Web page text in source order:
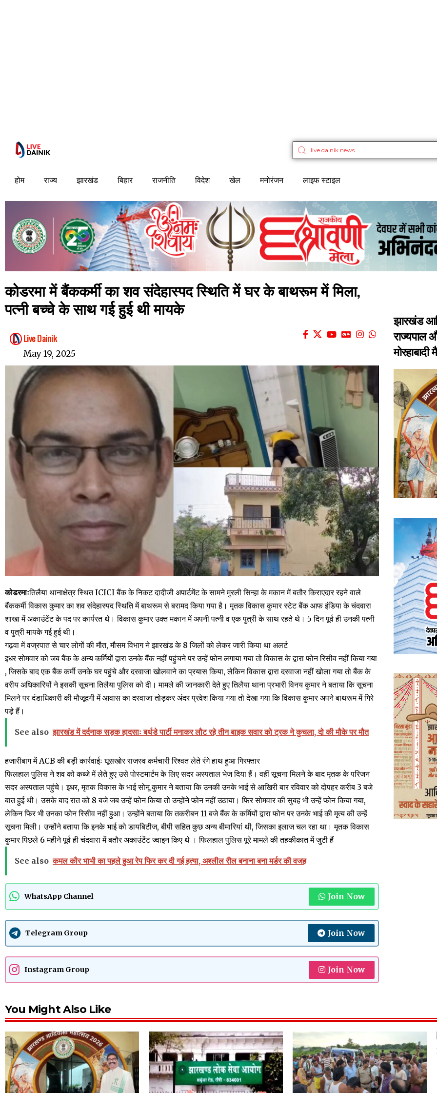
होम राज्य झारखंड बिहार राजनीति विदेश खेल मनोरंजन लाइफ स्टाइल
कोडरमा में बैंककर्मी का शव संदेहास्पद स्थिति में घर के बाथरूम में मिला,
पत्नी बच्चे के साथ गई हुई थी मायके
Live Dainik
May 19, 2025
कोडरमाःतिलैया थानाक्षेत्र स्थित ICICI बैंक के निकट दादीजी अपार्टमेंट के सामने मुरली सिन्हा के मकान में बतौर किराएदार रहने वाले
बैंककर्मी विकास कुमार का शव संदेहास्पद स्थिति में बाथरूम से बरामद किया गया है। मृतक विकास कुमार स्टेट बैंक आफ इंडिया के चंदवारा
शाखा में अकाउंटेंट के पद पर कार्यरत थे। विकास कुमार उक्त मकान में अपनी पत्नी व एक पुत्री के साथ रहते थे। 5 दिन पूर्व ही उनकी पत्नी
व पुत्री मायके गई हुई थी।
गढ़वा में वज्रपात से चार लोगों की मौत, मौसम विभाग ने झारखंड के 8 जिलों को लेकर जारी किया था अलर्ट
इधर सोमवार को जब बैंक के अन्य कर्मियों द्वारा उनके बैंक नहीं पहुंचने पर उन्हें फोन लगाया गया तो विकास के द्वारा फोन रिसीव नहीं किया गया
, जिसके बाद एक बैंक कर्मी उनके घर पहुंचे और दरवाजा खोलवाने का प्रयास किया, लेकिन विकास द्वारा दरवाजा नहीं खोला गया तो बैंक के
वरीय अधिकारियों ने इसकी सूचना तिलैया पुलिस को दी। मामले की जानकारी देते हुए तिलैया थाना प्रभारी विनय कुमार ने बताया कि सूचना
मिलने पर दंडाधिकारी की मौजूदगी में आवास का दरवाजा तोड़कर अंदर प्रवेश किया गया तो देखा गया कि विकास कुमार अपने बाथरूम में गिरे
पड़े हैं।
See also झारखंड में दर्दनाक सड़क हादसाः बर्थडे पार्टी मनाकर लौट रहे तीन बाइक सवार को ट्रक ने कुचला, दो की मौके पर मौत
हजारीबाग में ACB की बड़ी कार्रवाईः घूसखोर राजस्व कर्मचारी रिश्वत लेते रंगे हाथ हुआ गिरफ्तार
फिलहाल पुलिस ने शव को कब्जे में लेते हुए उसे पोस्टमार्टम के लिए सदर अस्पताल भेज दिया हैं। वहीं सूचना मिलने के बाद मृतक के परिजन
सदर अस्पताल पहुंचे। इधर, मृतक विकास के भाई सोनू कुमार ने बताया कि उनकी उनके भाई से आखिरी बार रविवार को दोपहर करीब 3 बजे
बात हुई थी। उसके बाद रात को 8 बजे जब उन्हें फोन किया तो उन्होंने फोन नहीं उठाया। फिर सोमवार की सुबह भी उन्हें फोन किया गया,
लेकिन फिर भी उनका फोन रिसीव नहीं हुआ। उन्होंने बताया कि तकरीबन 11 बजे बैंक के कर्मियों द्वारा फोन पर उनके भाई की मृत्य की उन्हें
सूचना मिली। उन्होंने बताया कि इनके भाई को डायबिटीज, बीपी सहित कुछ अन्य बीमारियां थी, जिसका इलाज चल रहा था। मृतक विकास
कुमार पिछले 6 महीने पूर्व ही चंदवारा में बतौर अकाउंटेंट ज्वाइन किए थे । फिलहाल पुलिस पूरे मामले की तहकीकात में जुटी हैं
See also कमल कौर भाभी का पहले हुआ रेप फिर कर दी गई हत्या, अश्लील रील बनाना बना मर्डर की वजह
WhatsApp Channel Join Now
Telegram Group Join Now
Instagram Group Join Now
झारखंड
राज्यपाल
You Might Also Like